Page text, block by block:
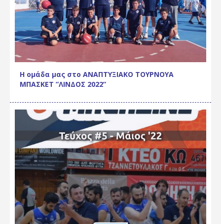
Η ομάδα μας στο ΑΝΑΠΤΥΞΙΑΚΟ ΤΟΥΡΝΟΥΑ
ΜΠΑΣΚΕΤ ”ΛΙΝΔΟΣ 2022”